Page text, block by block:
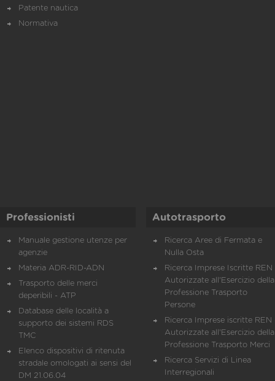
Patente nautica
Normativa
Professionisti
Manuale gestione utenze per
agenzie
Materia ADR-RID-ADN
Trasporto delle merci
deperibili - ATP
Database delle località a
supporto dei sistemi RDS
TMC
Elenco dispositivi di ritenuta
stradale omologati ai sensi del
DM 21.06.04
Autotrasporto
Ricerca Aree di Fermata e
Nulla Osta
Ricerca Imprese Iscritte REN
Autorizzate all'Esercizio della
Professione Trasporto
Persone
Ricerca Imprese iscritte REN
Autorizzate all'Esercizio della
Professione Trasporto Merci
Ricerca Servizi di Linea
Interregionali